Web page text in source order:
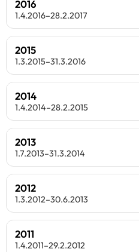
2016
1.4.2016–28.2.2017
2015
1.3.2015–31.3.2016
2014
1.4.2014–28.2.2015
2013
1.7.2013–31.3.2014
2012
1.3.2012–30.6.2013
2011
1.4.2011–29.2.2012